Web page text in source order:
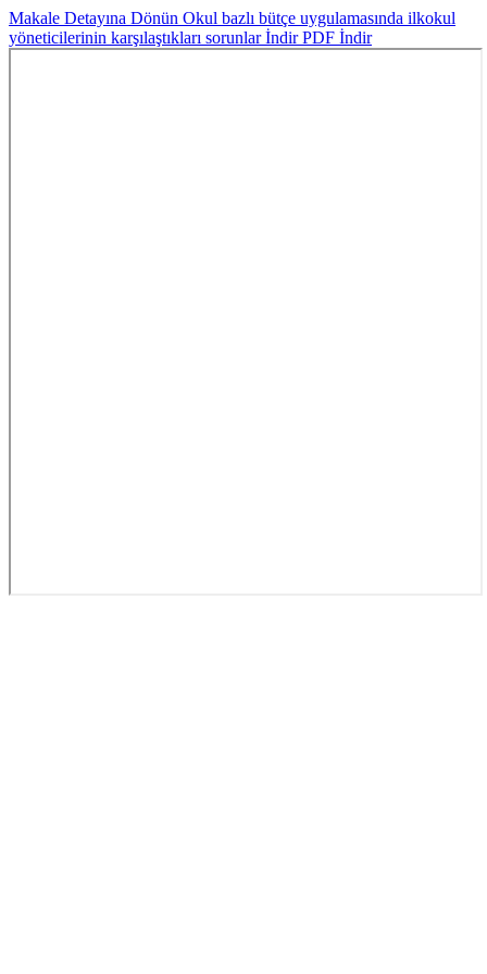
Makale Detayına Dönün Okul bazlı bütçe uygulamasında ilkokul
yöneticilerinin karşılaştıkları sorunlarİndirPDF İndir